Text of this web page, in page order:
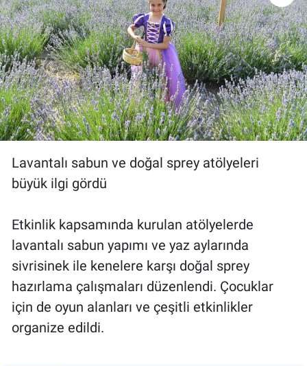
Lavantalı sabun ve doğal sprey atölyeleri
büyük ilgi gördü
Etkinlik kapsamında kurulan atölyelerde
lavantalı sabun yapımı ve yaz aylarında
sivrisinek ile kenelere karşı doğal sprey
hazırlama çalışmaları düzenlendi. Çocuklar
için de oyun alanları ve çeşitli etkinlikler
organize edildi.